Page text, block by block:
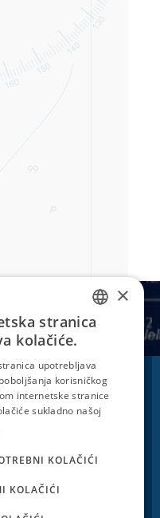
radiooglasi
Nav Support (PWA)
CROATIAN
×
stranica
kolačiće.
upotrebljava
korisničkog
internetske stranice
sukladno našoj
KOLAČIĆI
KOLAČIĆI